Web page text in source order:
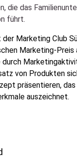
die das
führt.
Marketing Club
Marketing-Preis
durch
von Produkten
präsentieren,
auszeichnet.